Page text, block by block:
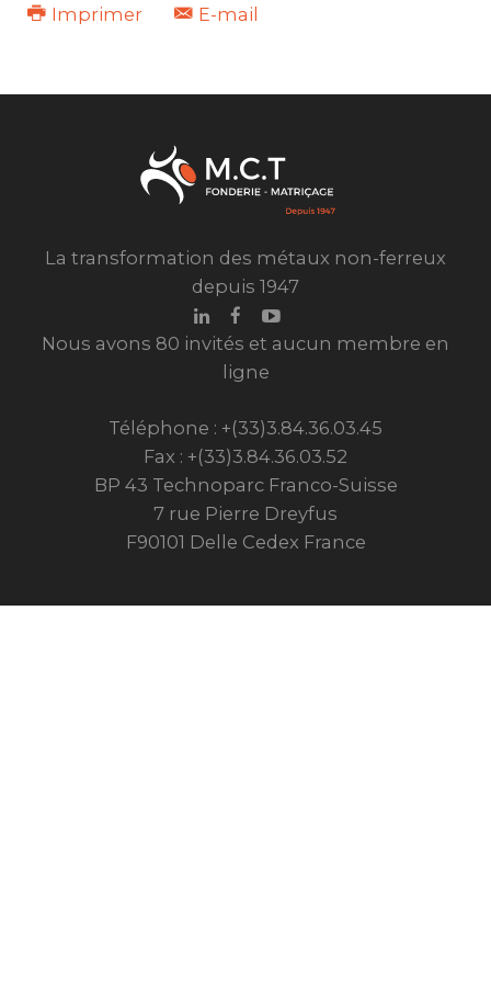
Imprimer E-mail
La transformation des métaux non-ferreux
depuis 1947
Nous avons 80 invités et aucun membre en
ligne
Téléphone : +(33)3.84.36.03.45
Fax : +(33)3.84.36.03.52
BP 43 Technoparc Franco-Suisse
7 rue Pierre Dreyfus
F90101 Delle Cedex France